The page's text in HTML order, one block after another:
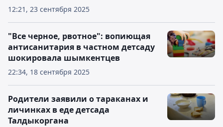
12:21, 23 сентября 2025
22:34, 18 сентября 2025
"Все черное, рвотное": вопиющая
антисанитария в частном детсаду
шокировала шымкентцев
Родители заявили о тараканах и
личинках в еде детсада
Талдыкоргана